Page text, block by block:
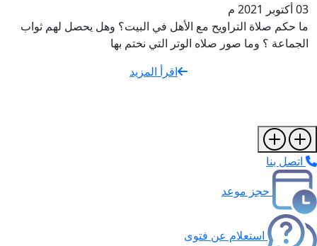
03 أكتوبر 2021 م
ما حكم صلاة التراويح مع الأهل في البيت؟ وهل يحصل لهم ثواب
الجماعة ؟ وما صور صلاه الوتر التي نختم بها
اقرأ المزيد
اتصل بنا
حجز موعد
استعلام عن فتوى